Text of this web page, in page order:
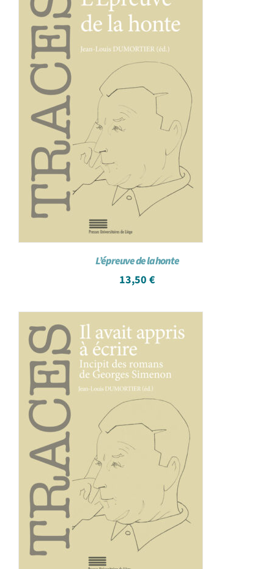
L’épreuve de la honte
13,50 €